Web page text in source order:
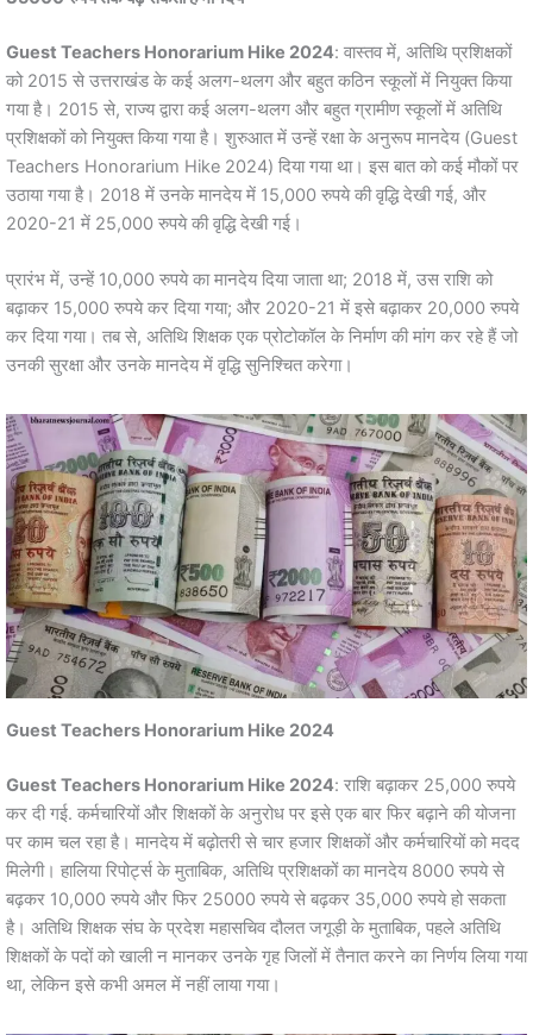
Guest Teachers Honorarium Hike 2024: वास्तव में, अतिथि प्रशिक्षकों
को 2015 से उत्तराखंड के कई अलग-थलग और बहुत कठिन स्कूलों में नियुक्त किया
गया है। 2015 से, राज्य द्वारा कई अलग-थलग और बहुत ग्रामीण स्कूलों में अतिथि
प्रशिक्षकों को नियुक्त किया गया है। शुरुआत में उन्हें रक्षा के अनुरूप मानदेय (Guest
Teachers Honorarium Hike 2024) दिया गया था। इस बात को कई मौकों पर
उठाया गया है। 2018 में उनके मानदेय में 15,000 रुपये की वृद्धि देखी गई, और
2020-21 में 25,000 रुपये की वृद्धि देखी गई।
प्रारंभ में, उन्हें 10,000 रुपये का मानदेय दिया जाता था; 2018 में, उस राशि को
बढ़ाकर 15,000 रुपये कर दिया गया; और 2020-21 में इसे बढ़ाकर 20,000 रुपये
कर दिया गया। तब से, अतिथि शिक्षक एक प्रोटोकॉल के निर्माण की मांग कर रहे हैं जो
उनकी सुरक्षा और उनके मानदेय में वृद्धि सुनिश्चित करेगा।
Guest Teachers Honorarium Hike 2024
Guest Teachers Honorarium Hike 2024: राशि बढ़ाकर 25,000 रुपये
कर दी गई. कर्मचारियों और शिक्षकों के अनुरोध पर इसे एक बार फिर बढ़ाने की योजना
पर काम चल रहा है। मानदेय में बढ़ोतरी से चार हजार शिक्षकों और कर्मचारियों को मदद
मिलेगी। हालिया रिपोर्ट्स के मुताबिक, अतिथि प्रशिक्षकों का मानदेय 8000 रुपये से
बढ़कर 10,000 रुपये और फिर 25000 रुपये से बढ़कर 35,000 रुपये हो सकता
है। अतिथि शिक्षक संघ के प्रदेश महासचिव दौलत जगूड़ी के मुताबिक, पहले अतिथि
शिक्षकों के पदों को खाली न मानकर उनके गृह जिलों में तैनात करने का निर्णय लिया गया
था, लेकिन इसे कभी अमल में नहीं लाया गया।